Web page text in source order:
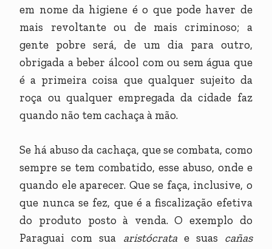
em nome da higiene é o que pode haver de
mais revoltante ou de mais criminoso; a
gente pobre será, de um dia para outro,
obrigada a beber álcool com ou sem água que
é a primeira coisa que qualquer sujeito da
roça ou qualquer empregada da cidade faz
quando não tem cachaça à mão.
Se há abuso da cachaça, que se combata, como
sempre se tem combatido, esse abuso, onde e
quando ele aparecer. Que se faça, inclusive, o
que nunca se fez, que é a fiscalização efetiva
do produto posto à venda. O exemplo do
Paraguai com sua aristócratae suas cañas